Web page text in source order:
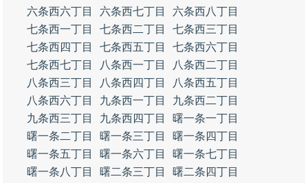
六条西六丁目
六条西七丁目
六条西八丁目
七条西一丁目
七条西二丁目
七条西三丁目
七条西四丁目
七条西五丁目
七条西六丁目
七条西七丁目
八条西一丁目
八条西二丁目
八条西三丁目
八条西四丁目
八条西五丁目
八条西六丁目
九条西一丁目
九条西二丁目
九条西三丁目
九条西四丁目
曙一条一丁目
曙一条二丁目
曙一条三丁目
曙一条四丁目
曙一条五丁目
曙一条六丁目
曙一条七丁目
曙一条八丁目
曙二条三丁目
曙二条四丁目